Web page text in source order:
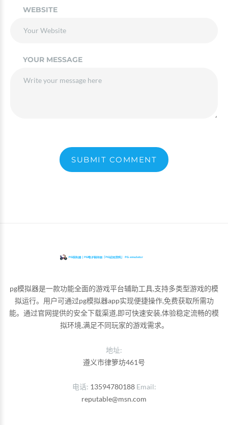
WEBSITE
YOUR MESSAGE
SUBMIT COMMENT
pg模拟器是一款功能全面的游戏平台辅助工具,支持多类型游戏的模
拟运行。用户可通过pg模拟器app实现便捷操作,免费获取所需功
能。通过官网提供的安全下载渠道,即可快速安装,体验稳定流畅的模
拟环境,满足不同玩家的游戏需求。
地址:
遵义市律箩坊461号
电话 13594780188 Email
reputable@msn.com